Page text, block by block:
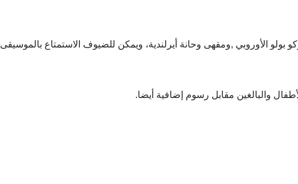
الأوروبي ,ومقهى وحانة أيرلندية، ويمكن للضيوف الاستمتاع بالموسيقى
والبالغين مقابل رسوم إضافية أيضا.